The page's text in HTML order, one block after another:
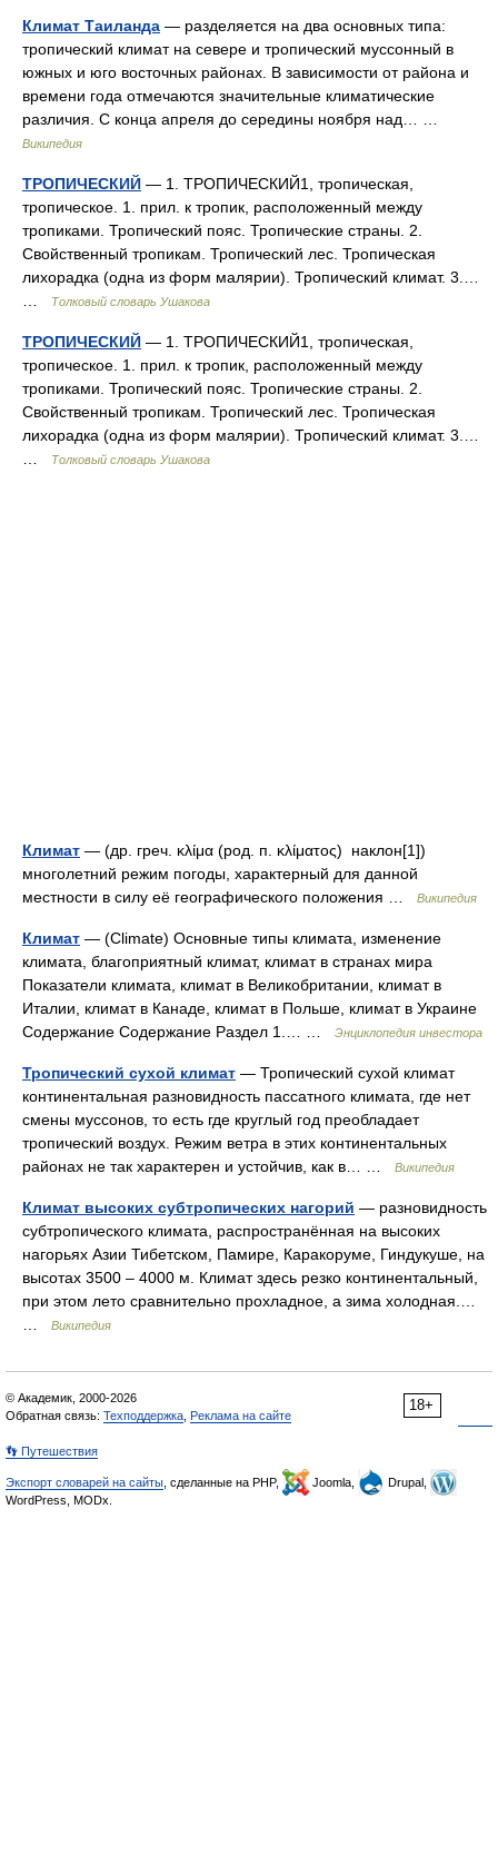
Климат Таиланда — разделяется на два основных типа:
тропический климат на севере и тропический муссонный в
южных и юго восточных районах. В зависимости от района и
времени года отмечаются значительные климатические
различия. С конца апреля до середины ноября над… …
Википедия
ТРОПИЧЕСКИЙ — 1. ТРОПИЧЕСКИЙ1, тропическая,
тропическое. 1. прил. к тропик, расположенный между
тропиками. Тропический пояс. Тропические страны. 2.
Свойственный тропикам. Тропический лес. Тропическая
лихорадка (одна из форм малярии). Тропический климат. 3.…
Толковый словарь Ушакова
ТРОПИЧЕСКИЙ — 1. ТРОПИЧЕСКИЙ1, тропическая,
тропическое. 1. прил. к тропик, расположенный между
тропиками. Тропический пояс. Тропические страны. 2.
Свойственный тропикам. Тропический лес. Тропическая
лихорадка (одна из форм малярии). Тропический климат. 3.…
Толковый словарь Ушакова
Климат — (др. греч. κλίμα (род. п. κλίματος) наклон[1])
многолетний режим погоды, характерный для данной
местности в силу её географического положения …
Википедия
Климат — (Climate) Основные типы климата, изменение
климата, благоприятный климат, климат в странах мира
Показатели климата, климат в Великобритании, климат в
Италии, климат в Канаде, климат в Польше, климат в Украине
Содержание Содержание Раздел 1.… …
Энциклопедия инвестора
Тропический сухой климат — Тропический сухой климат
континентальная разновидность пассатного климата, где нет
смены муссонов, то есть где круглый год преобладает
тропический воздух. Режим ветра в этих континентальных
районах не так характерен и устойчив, как в… …
Википедия
Климат высоких субтропических нагорий — разновидность
субтропического климата, распространённая на высоких
нагорьях Азии Тибетском, Памире, Каракоруме, Гиндукуше, на
высотах 3500 – 4000 м. Климат здесь резко континентальный,
при этом лето сравнительно прохладное, а зима холодная.…
Википедия
18+
© Академик, 2000-2026
Обратная связь: Техподдержка Реклама на сайте
👣 Путешествия
Экспорт словарей на сайты , сделанные на PHP, Joomla,
Drupal,
WordPress, MODx.